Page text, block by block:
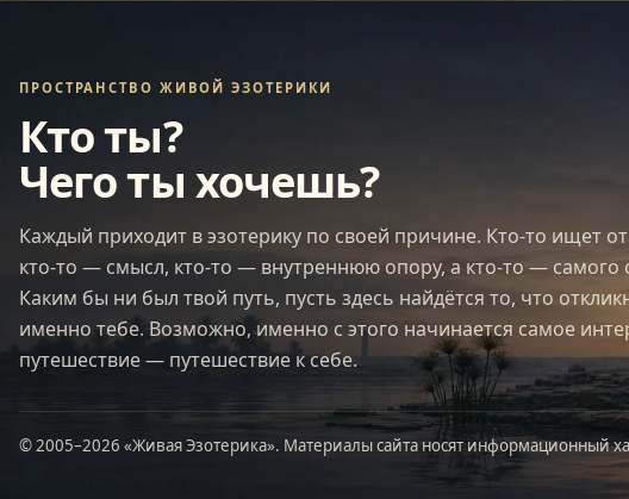
ПРОСТРАНСТВО ЖИВОЙ ЭЗОТЕРИКИ
Кто ты?
Чего ты хочешь?
Каждый приходит в эзотерику по своей причине. Кто-то ищет
кто-то — смысл, кто-то — внутреннюю опору, а кто-то — самого
Каким бы ни был твой путь, пусть здесь найдётся то, что
именно тебе. Возможно, именно с этого начинается самое
путешествие — путешествие к себе.
© 2005–2026 «Живая Эзотерика». Материалы сайта носят информационный